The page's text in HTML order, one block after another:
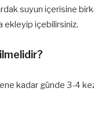
suyun içerisine
ekleyip içebilirsiniz.
kadar günde 3-4